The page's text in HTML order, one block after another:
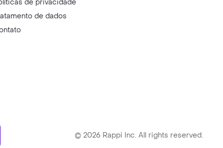
de privacidade
de dados
© 2026 Rappi Inc. All rights reserved.